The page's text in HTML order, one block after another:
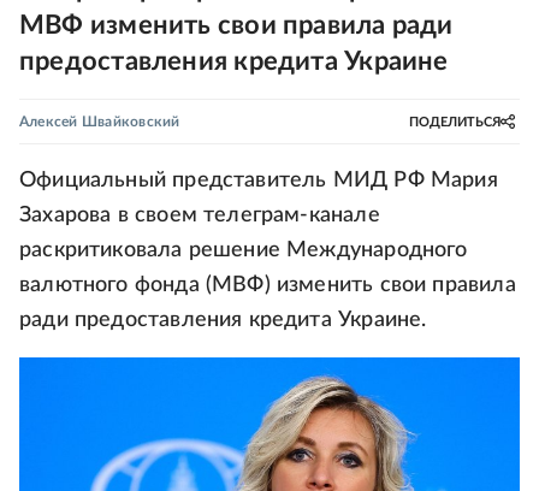
МВФ изменить свои правила ради
предоставления кредита Украине
Алексей Швайковский ПОДЕЛИТЬСЯ
Официальный представитель МИД РФ Мария
Захарова в своем телеграм-канале
раскритиковала решение Международного
валютного фонда (МВФ) изменить свои правила
ради предоставления кредита Украине.